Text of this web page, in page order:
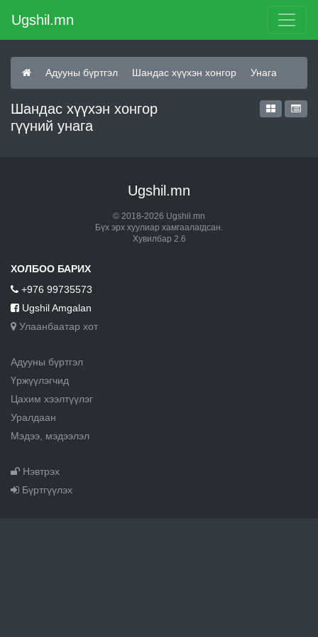
Ugshil.mn
Адууны бүртгэл Шандас хүүхэн хонгор Унага
Шандас хүүхэн хонгор
гүүний унага
Ugshil.mn
© 2018-2026 Ugshil.mn
Бүх эрх хуулиар хамгаалагдсан.
Хувилбар 2.6
ХОЛБОО БАРИХ
+976 99735573
Ugshil Amgalan
Улаанбаатар хот
Адууны бүртгэл
Үржүүлэгчид
Цахим хээлтүүлэг
Уралдаан
Мэдээ, мэдээлэл
Нэвтрэх
Бүртгүүлэх